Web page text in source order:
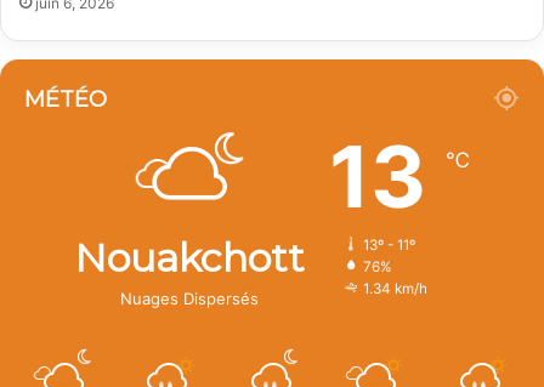
MÉTÉO
Nouakchott
Nuages Dispersés
13 ℃
13º - 11º
76%
1.34 km/h